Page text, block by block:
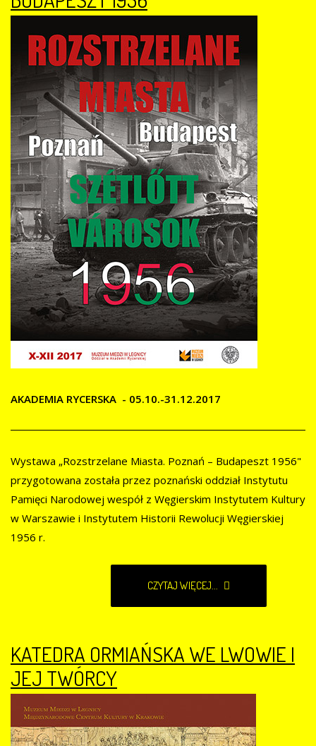
AKADEMIA RYCERSKA - 05.10.-31.12.2017
Wystawa „Rozstrzelane Miasta. Poznań – Budapeszt 1956"
przygotowana została przez poznański oddział Instytutu
Pamięci Narodowej wespół z Węgierskim Instytutem Kultury
w Warszawie i Instytutem Historii Rewolucji Węgierskiej
1956 r.
CZYTAJ WIĘCEJ...
KATEDRA ORMIAŃSKA WE LWOWIE I
JEJ TWÓRCY